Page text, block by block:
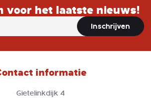
voor het laatste nieuws!
Inschrijven
informatie
Gietelinkdijk 4